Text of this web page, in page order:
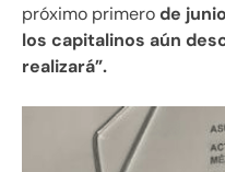
próximo primerode
los capitalinos aún
realizará”.